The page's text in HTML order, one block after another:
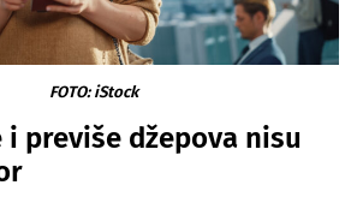
FOTO: iStock
i previše džepova nisu